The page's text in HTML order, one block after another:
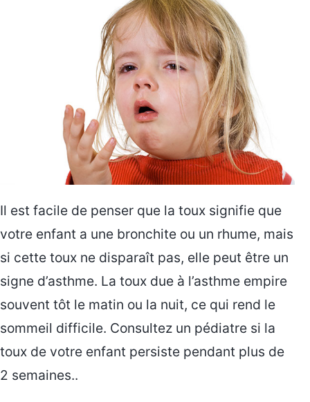
Il est facile de penser que la toux signifie que
votre enfant a une bronchite ou un rhume, mais
si cette toux ne disparaît pas, elle peut être un
signe d’asthme. La toux due à l’asthme empire
souvent tôt le matin ou la nuit, ce qui rend le
sommeil difficile. Consultez un pédiatre si la
toux de votre enfant persiste pendant plus de
2 semaines..